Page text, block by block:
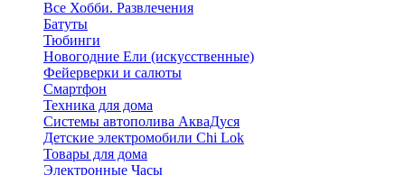
Все Хобби. Развлечения
Батуты
Тюбинги
Новогодние Ели (искусственные)
Фейерверки и салюты
Смартфон
Техника для дома
Системы автополива АкваДуся
Детские электромобили Chi Lok
Товары для дома
Электронные Часы